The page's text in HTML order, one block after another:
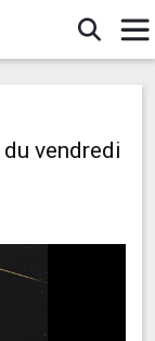
vendredi